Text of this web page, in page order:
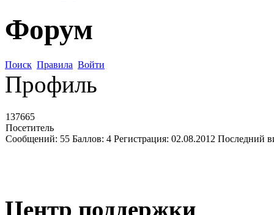
Форум
Поиск Правила Войти
Профиль
137665
Посетитель
Сообщений: 55 Баллов: 4 Регистрация: 02.08.2012 Последний
Центр поддержки